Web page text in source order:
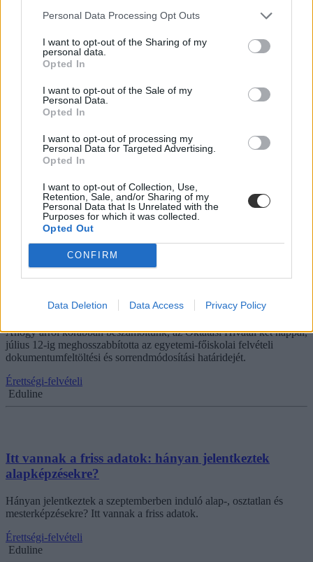
Personal Data Processing Opt Outs
I want to opt-out of the Sharing of my
personal data.
Opted In
I want to opt-out of the Sale of my
Personal Data.
Opted In
I want to opt-out of processing my
Personal Data for Targeted Advertising.
Opted In
I want to opt-out of Collection, Use,
Retention, Sale, and/or Sharing of my
Personal Data that Is Unrelated with the
Purposes for which it was collected.
Opted Out
CONFIRM
Data Deletion Data Access Privacy Policy
nagyban számolgatjátok a pontjaitokat, akkor most adunk egy kis
Érettségi-felvételi
Felvételi kisokos: ilyenek a pontszámítási szabályok
a felsőoktatási szakképzéseken
valamelyik felsőoktatási szakképzésre jelentkeztek?
Érettségi-felvételi
hosszabbítottak meg
Ahogy arról korábban beszámoltunk, az Oktatási Hivatal két nappal,
július 12-ig meghosszabbította az egyetemi-főiskolai felvételi
dokumentumfeltöltési és sorrendmódosítási határidejét.
Érettségi-felvételi
Eduline
Itt vannak a friss adatok: hányan jelentkeztek
alapképzésekre?
Hányan jelentkeztek a szeptemberben induló alap-, osztatlan és
mesterképzésekre? Itt vannak a friss adatok.
Érettségi-felvételi
Eduline